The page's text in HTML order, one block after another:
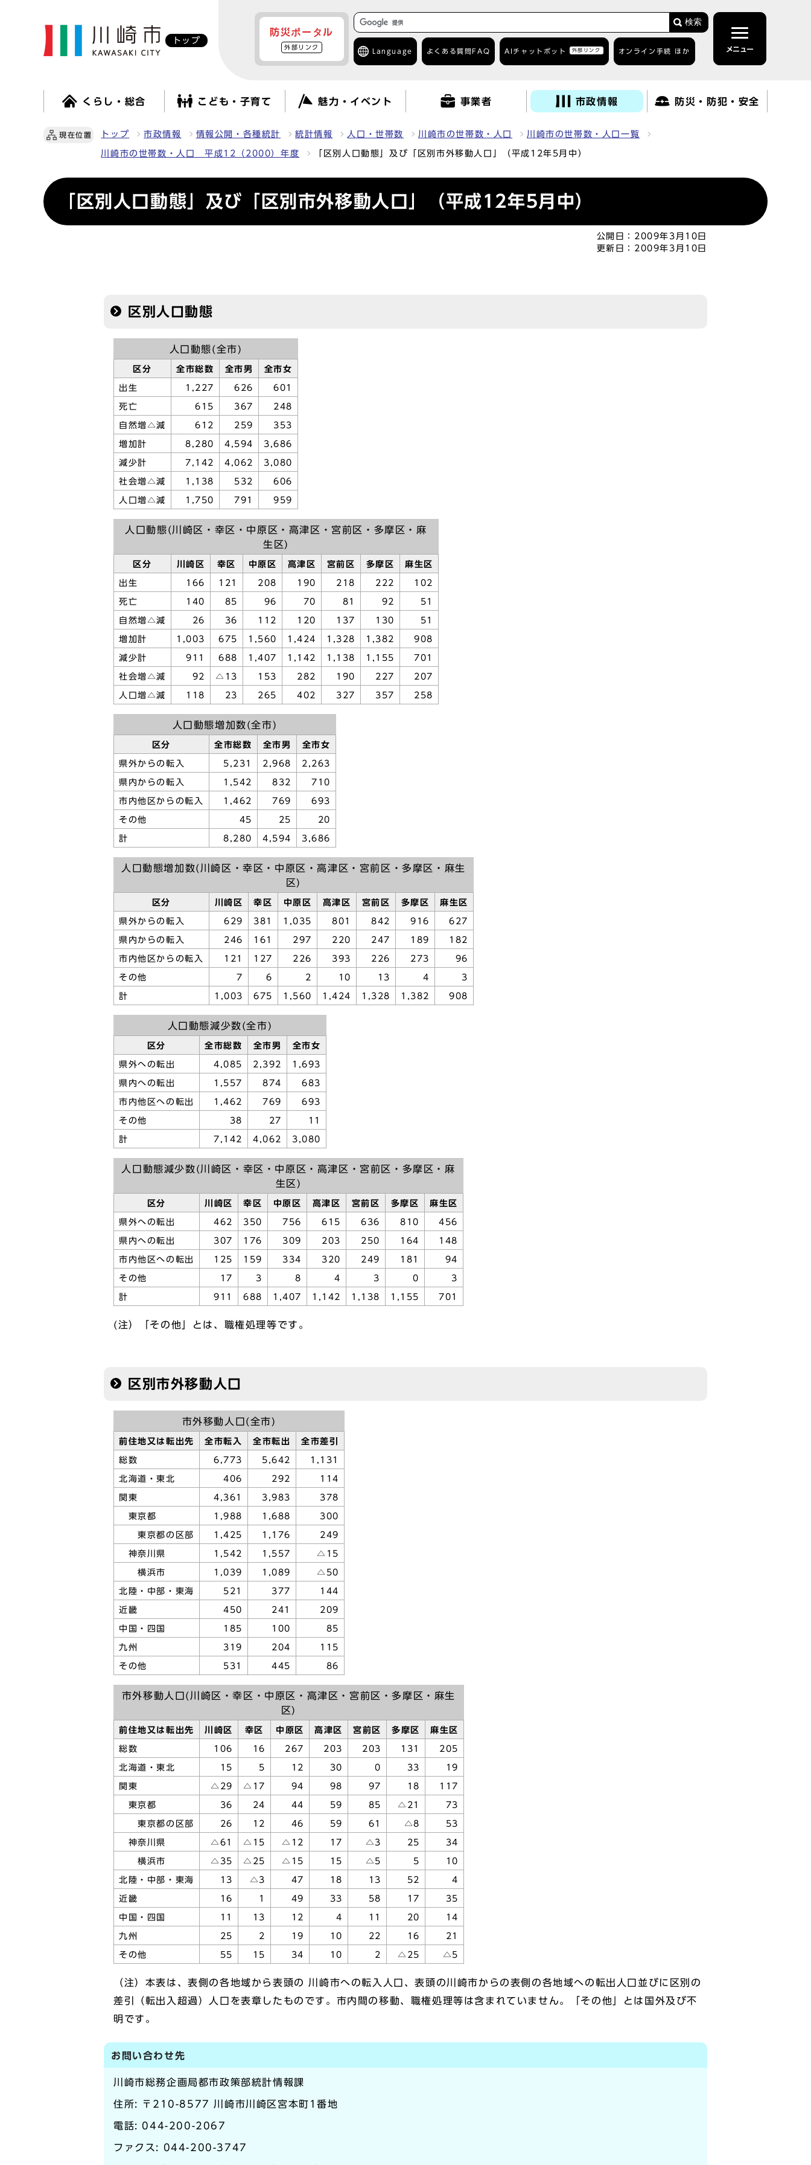
トップ
防災ポータル
外部リンク
検索
Language よくある質問 FAQ AIチャットボット 外部リンク オンライン手続 ほか メニュー
くらし・総合 こども・子育て 魅力・イベント 事業者 市政情報 防災・防犯・安全
現在位置 トップ 市政情報 情報公開・各種統計 統計情報 人口・世帯数 川崎市の世帯数・人口 川崎市の世帯数・人口一覧
川崎市の世帯数・人口 平成12（2000）年度 「区別人口動態」及び「区別市外移動人口」（平成12年5月中）
「区別人口動態」及び「区別市外移動人口」（平成12年5月中）
公開日： 2009年3月10日
更新日： 2009年3月10日
区別人口動態
人口動態(全市)
区分 全市総数 全市男 全市女
出生 1,227 626 601
死亡 615 367 248
自然増△減 612 259 353
増加計 8,280 4,594 3,686
減少計 7,142 4,062 3,080
社会増△減 1,138 532 606
人口増△減 1,750 791 959
人口動態(川崎区・幸区・中原区・高津区・宮前区・多摩区・麻
生区)
区分 川崎区 幸区 中原区 高津区 宮前区 多摩区 麻生区
出生 166 121 208 190 218 222 102
死亡 140 85 96 70 81 92 51
自然増△減 26 36 112 120 137 130 51
増加計 1,003 675 1,560 1,424 1,328 1,382 908
減少計 911 688 1,407 1,142 1,138 1,155 701
社会増△減 92 △13 153 282 190 227 207
人口増△減 118 23 265 402 327 357 258
人口動態増加数(全市)
区分 全市総数 全市男 全市女
県外からの転入 5,231 2,968 2,263
県内からの転入 1,542 832 710
市内他区からの転入 1,462 769 693
その他 45 25 20
計 8,280 4,594 3,686
人口動態増加数(川崎区・幸区・中原区・高津区・宮前区・多摩区・麻生
区)
区分 川崎区 幸区 中原区 高津区 宮前区 多摩区 麻生区
県外からの転入 629 381 1,035 801 842 916 627
県内からの転入 246 161 297 220 247 189 182
市内他区からの転入 121 127 226 393 226 273 96
その他 7 6 2 10 13 4 3
計 1,003 675 1,560 1,424 1,328 1,382 908
人口動態減少数(全市)
区分 全市総数 全市男 全市女
県外への転出 4,085 2,392 1,693
県内への転出 1,557 874 683
市内他区への転出 1,462 769 693
その他 38 27 11
計 7,142 4,062 3,080
人口動態減少数(川崎区・幸区・中原区・高津区・宮前区・多摩区・麻
生区)
区分 川崎区 幸区 中原区 高津区 宮前区 多摩区 麻生区
県外への転出 462 350 756 615 636 810 456
県内への転出 307 176 309 203 250 164 148
市内他区への転出 125 159 334 320 249 181 94
その他 17 3 8 4 3 0 3
計 911 688 1,407 1,142 1,138 1,155 701
(注）「その他」とは、職権処理等です。
区別市外移動人口
市外移動人口(全市)
前住地又は転出先 全市転入 全市転出 全市差引
総数 6,773 5,642 1,131
北海道・東北 406 292 114
関東 4,361 3,983 378
東京都 1,988 1,688 300
東京都の区部 1,425 1,176 249
神奈川県 1,542 1,557 △15
横浜市 1,039 1,089 △50
北陸・中部・東海 521 377 144
近畿 450 241 209
中国・四国 185 100 85
九州 319 204 115
その他 531 445 86
市外移動人口(川崎区・幸区・中原区・高津区・宮前区・多摩区・麻生
区)
前住地又は転出先 川崎区 幸区 中原区 高津区 宮前区 多摩区 麻生区
総数 106 16 267 203 203 131 205
北海道・東北 15 5 12 30 0 33 19
関東 △29 △17 94 98 97 18 117
東京都 36 24 44 59 85 △21 73
東京都の区部 26 12 46 59 61 △8 53
神奈川県 △61 △15 △12 17 △3 25 34
横浜市 △35 △25 △15 15 △5 5 10
北陸・中部・東海 13 △3 47 18 13 52 4
近畿 16 1 49 33 58 17 35
中国・四国 11 13 12 4 11 20 14
九州 25 2 19 10 22 16 21
その他 55 15 34 10 2 △25 △5
（注）本表は、表側の各地域から表頭の 川崎市への転入人口、表頭の川崎市からの表側の各地域への転出人口並びに区別の
差引（転出入超過）人口を表章したものです。市内間の移動、職権処理等は含まれていません。「その他」とは国外及び不
明です。
お問い合わせ先
川崎市総務企画局都市政策部統計情報課
住所: 〒210-8577 川崎市川崎区宮本町1番地
電話: 044-200-2067
ファクス: 044-200-3747